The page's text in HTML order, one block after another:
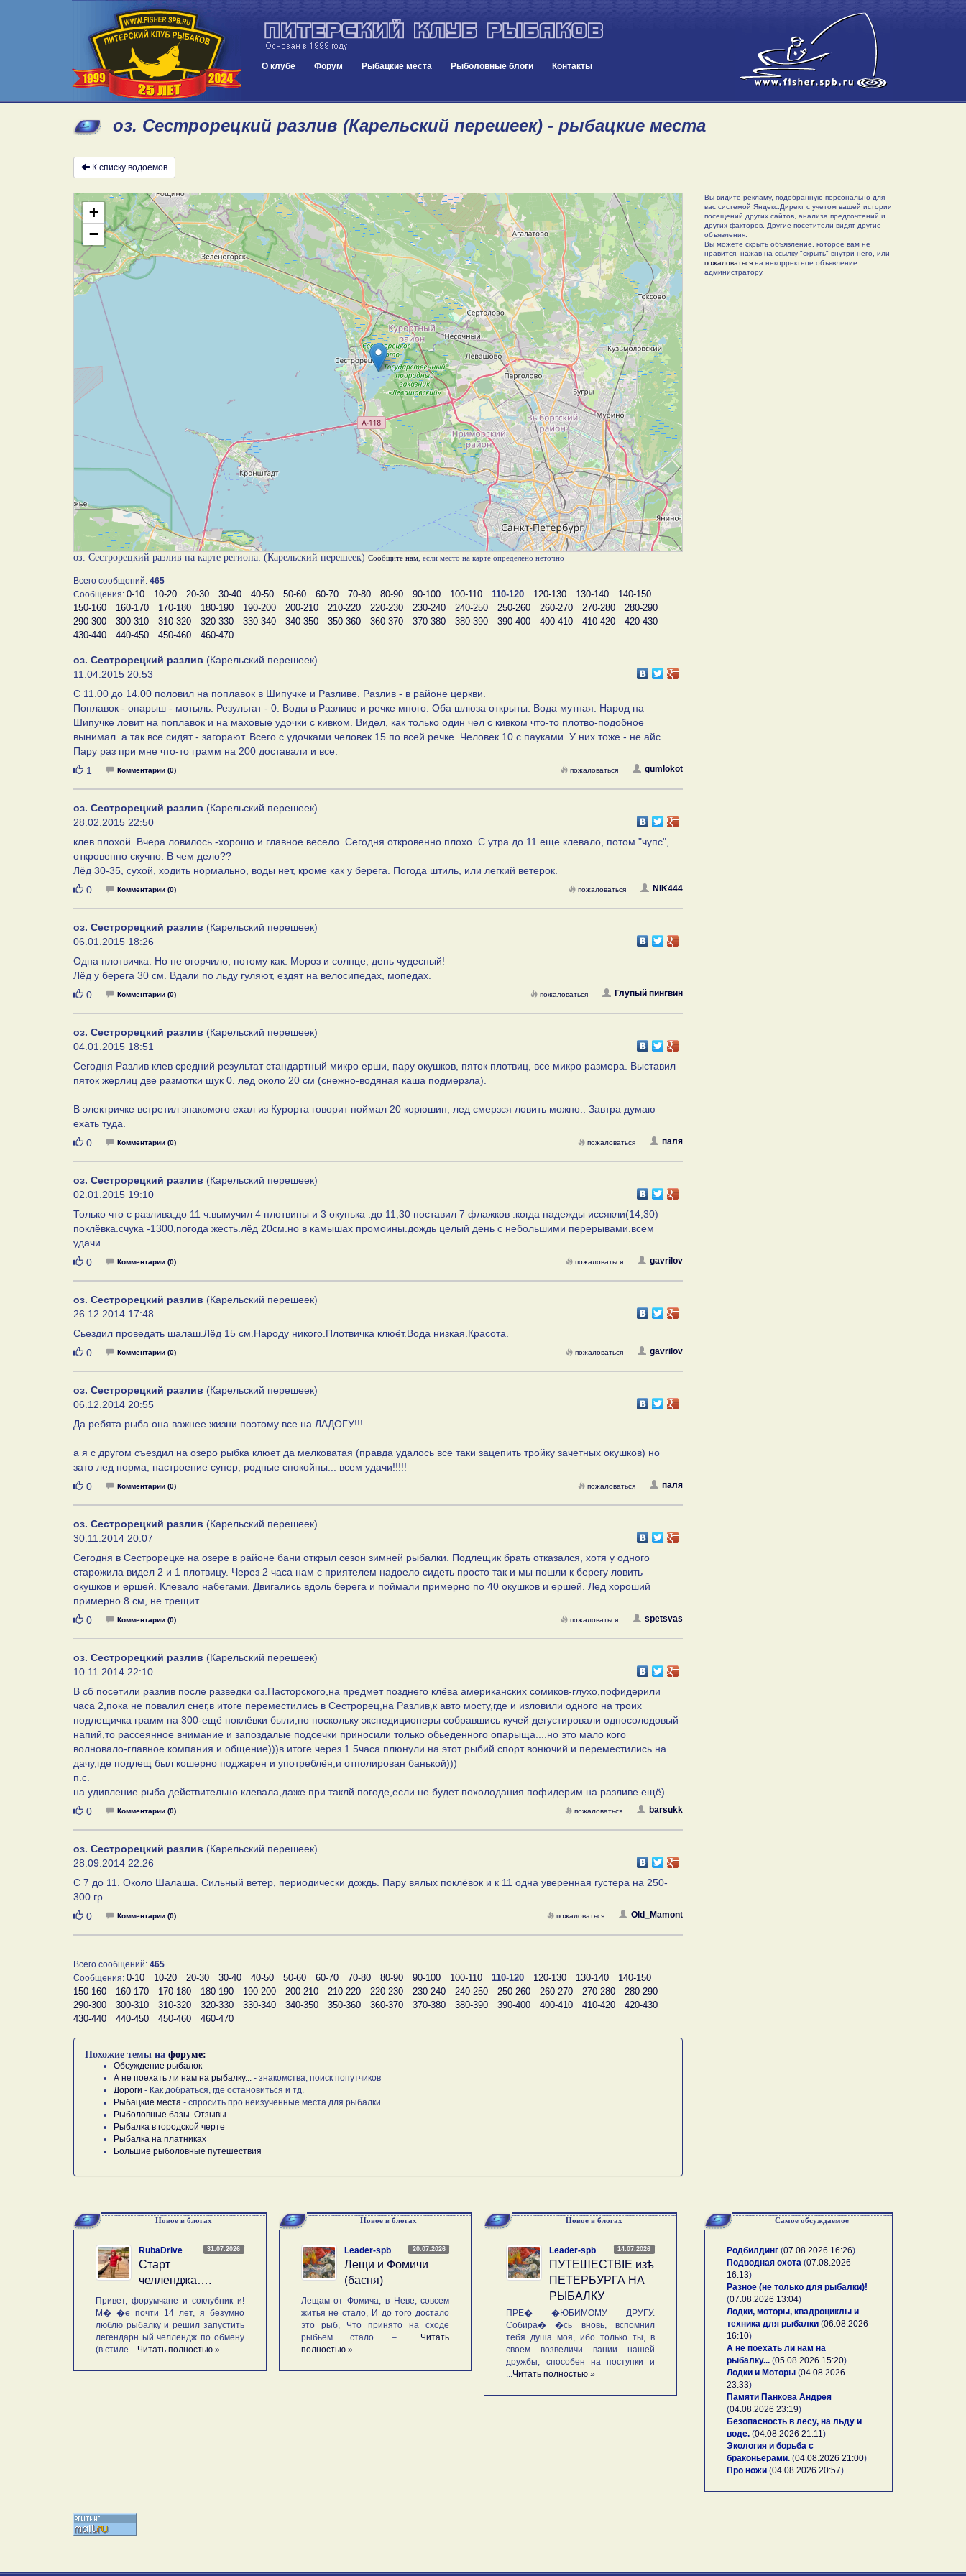
О клубе Форум Рыбацкие места Рыболовные блоги Контакты
оз. Сестрорецкий разлив (Карельский перешеек) - рыбацкие места
К списку водоемов
+
−
оз. Сестрорецкий разлив на карте региона: (Карельский перешеек) Сообщите нам , если место на карте определено неточно
Всего сообщений: 465
Сообщения: 0-10 10-20 20-30 30-40 40-50 50-60 60-70 70-80 80-90 90-100 100-110 110-120 120-130 130-140
140-150
150-160
160-170 170-180 180-190 190-200 200-210 210-220 220-230 230-240 240-250 250-260 260-270 270-280
280-290
290-300
300-310 310-320 320-330 330-340 340-350 350-360 360-370 370-380 380-390 390-400 400-410 410-420
420-430
430-440
440-450 450-460 460-470
оз. Сестрорецкий разлив (Карельский перешеек)
11.04.2015 20:53
С 11.00 до 14.00 половил на поплавок в Шипучке и Разливе. Разлив - в районе церкви.
Поплавок - опарыш - мотыль. Результат - 0. Воды в Разливе и речке много. Оба шлюза открыты. Вода мутная. Народ на
Шипучке ловит на поплавок и на маховые удочки с кивком. Видел, как только один чел с кивком что-то плотво-подобное
вынимал. а так все сидят - загорают. Всего с удочками человек 15 по всей речке. Человек 10 с пауками. У них тоже - не айс.
Пару раз при мне что-то грамм на 200 доставали и все.
Нравится
1 Комментарии (0) gumlokot
пожаловаться
оз. Сестрорецкий разлив (Карельский перешеек)
28.02.2015 22:50
клев плохой. Вчера ловилось -хорошо и главное весело. Сегодня откровенно плохо. С утра до 11 еще клевало, потом "чупс",
откровенно скучно. В чем дело??
Лёд 30-35, сухой, ходить нормально, воды нет, кроме как у берега. Погода штиль, или легкий ветерок.
Нравится
0 Комментарии (0) NIK444
пожаловаться
оз. Сестрорецкий разлив (Карельский перешеек)
06.01.2015 18:26
Одна плотвичка. Но не огорчило, потому как: Мороз и солнце; день чудесный!
Лёд у берега 30 см. Вдали по льду гуляют, ездят на велосипедах, мопедах.
Нравится
0 Комментарии (0) Глупый пингвин
пожаловаться
оз. Сестрорецкий разлив (Карельский перешеек)
04.01.2015 18:51
Сегодня Разлив клев средний результат стандартный микро ерши, пару окушков, пяток плотвиц, все микро размера. Выставил
пяток жерлиц две размотки щук 0. лед около 20 см (снежно-водяная каша подмерзла).
В электричке встретил знакомого ехал из Курорта говорит поймал 20 корюшин, лед смерзся ловить можно.. Завтра думаю
ехать туда.
Нравится
0 Комментарии (0) паля
пожаловаться
оз. Сестрорецкий разлив (Карельский перешеек)
02.01.2015 19:10
Только что с разлива,до 11 ч.вымучил 4 плотвины и 3 окунька .до 11,30 поставил 7 флажков .когда надежды иссякли(14,30)
поклёвка.счука -1300,погода жесть.лёд 20см.но в камышах промоины.дождь целый день с небольшими перерывами.всем
удачи.
Нравится
0 Комментарии (0) gavrilov
пожаловаться
оз. Сестрорецкий разлив (Карельский перешеек)
26.12.2014 17:48
Сьездил проведать шалаш.Лёд 15 см.Народу никого.Плотвичка клюёт.Вода низкая.Красота.
Нравится
0 Комментарии (0) gavrilov
пожаловаться
оз. Сестрорецкий разлив (Карельский перешеек)
06.12.2014 20:55
Да ребята рыба она важнее жизни поэтому все на ЛАДОГУ!!!
а я с другом съездил на озеро рыбка клюет да мелковатая (правда удалось все таки зацепить тройку зачетных окушков) но
зато лед норма, настроение супер, родные спокойны... всем удачи!!!!!
Нравится
0 Комментарии (0) паля
пожаловаться
оз. Сестрорецкий разлив (Карельский перешеек)
30.11.2014 20:07
Сегодня в Сестрорецке на озере в районе бани открыл сезон зимней рыбалки. Подлещик брать отказался, хотя у одного
старожила видел 2 и 1 плотвицу. Через 2 часа нам с приятелем надоело сидеть просто так и мы пошли к берегу ловить
окушков и ершей. Клевало набегами. Двигались вдоль берега и поймали примерно по 40 окушков и ершей. Лед хороший
примерно 8 см, не трещит.
Нравится
0 Комментарии (0) spetsvas
пожаловаться
оз. Сестрорецкий разлив (Карельский перешеек)
10.11.2014 22:10
В сб посетили разлив после разведки оз.Пасторского,на предмет позднего клёва американских сомиков-глухо,пофидерили
часа 2,пока не повалил снег,в итоге переместились в Сестрорец,на Разлив,к авто мосту,где и изловили одного на троих
подлещичка грамм на 300-ещё поклёвки были,но поскольку экспедиционеры собравшись кучей дегустировали односолодовый
напий,то рассеянное внимание и запоздалые подсечки приносили только обьеденного опарыща....но это мало кого
волновало-главное компания и общение)))в итоге через 1.5часа плюнули на этот рыбий спорт вонючий и переместились на
дачу,где подлещ был кошерно поджарен и употреблён,и отполирован банькой)))
п.с.
на удивление рыба действительно клевала,даже при таклй погоде,если не будет похолодания.пофидерим на разливе ещё)
Нравится
0 Комментарии (0) barsukk
пожаловаться
оз. Сестрорецкий разлив (Карельский перешеек)
28.09.2014 22:26
C 7 до 11. Около Шалаша. Сильный ветер, периодически дождь. Пару вялых поклёвок и к 11 одна уверенная густера на 250-
300 гр.
Нравится
0 Комментарии (0) Old_Mamont
пожаловаться
Всего сообщений: 465
Сообщения: 0-10 10-20 20-30 30-40 40-50 50-60 60-70 70-80 80-90 90-100 100-110 110-120 120-130 130-140
140-150
150-160
160-170 170-180 180-190 190-200 200-210 210-220 220-230 230-240 240-250 250-260 260-270 270-280
280-290
290-300
300-310 310-320 320-330 330-340 340-350 350-360 360-370 370-380 380-390 390-400 400-410 410-420
420-430
430-440
440-450 450-460 460-470
Похожие темы на форуме:
Обсуждение рыбалок
А не поехать ли нам на рыбалку... - знакомства, поиск попутчиков
Дороги - Как добраться, где остановиться и тд.
Рыбацкие места - спросить про неизученные места для рыбалки
Рыболовные базы. Отзывы.
Рыбалка в городской черте
Рыбалка на платниках
Большие рыболовные путешествия
Вы видите рекламу, подобранную персонально для
вас системой Яндекс.Директ с учетом вашей истории
посещений других сайтов, анализа предпочтений и
других факторов. Другие посетители видят другие
объявления.
Вы можете скрыть объявление, которое вам не
нравится, нажав на ссылку "скрыть" внутри него, или
пожаловатьсяна некорректное объявление
администратору.
Новое в блогах
31.07.2026
RubaDrive
Старт
челленджа….
Привет, форумчане и соклубник и!
М� �е почти 14 лет, я безумно
люблю рыбалку и решил запустить
легендарн ый челлендж по обмену
(в стиле ...Читать полностью »
Новое в блогах
20.07.2026
Leader-spb
Лещи и Фомичи
(басня)
Лещам от Фомича, в Неве, совсем
житья не стало, И до того достало
это рыб, Что принято на сходе
рыбьем стало – ...Читать
полностью »
Новое в блогах
14.07.2026
Leader-spb
ПУТЕШЕСТВIE изѣ
ПЕТЕРБУРГА НА
РЫБАЛКУ
ПРЕ� �ЮБИМОМУ ДРУГУ.
Собира� �сь вновь, вспомнил
тебя душа моя, ибо только ты, в
своем возвеличи вании нашей
дружбы, способен на поступки и
...Читать полностью »
Самое обсуждаемое
Родбилдинг(07.08.2026 16:26)
Подводная охота(07.08.2026
16:13)
Разное (не только для рыбалки)!
(07.08.2026 13:04)
Лодки, моторы, квадроциклы и
техника для рыбалки(06.08.2026
16:10)
А не поехать ли нам на
рыбалку...(05.08.2026 15:20)
Лодки и Моторы(04.08.2026
23:33)
Памяти Панкова Андрея
(04.08.2026 23:19)
Безопасность в лесу, на льду и
воде.(04.08.2026 21:11)
Экология и борьба с
браконьерами.(04.08.2026 21:00)
Про ножи(04.08.2026 20:57)